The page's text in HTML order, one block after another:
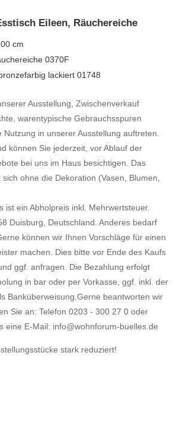
Eileen, Räuchereiche
cm
0370F
lackiert 01748
Ausstellung, Zwischenverkauf
warentypische Gebrauchsspuren
Nutzung in unserer Ausstellung auftreten.
können Sie jederzeit, vor Ablauf der
bei uns im Haus besichtigen. Das
ohne die Dekoration (Vasen, Blumen,
ist ein Abholpreis inkl. Mehrwertsteuer.
Duisburg, Deutschland. Anderes bedarf
können wir Ihnen Vorschläge für einen
machen. Dies bitte vor Ende des Kaufs
ggf. anfragen. Die Bezahlung erfolgt
in bar oder per Vorkasse, ggf. inkl. der
Banküberweisung.Gerne beantworten wir
Sie an: Telefon 0203 - 300 27 0 oder
eine E-Mail: info@wohnforum-buelles.de
stark reduziert!